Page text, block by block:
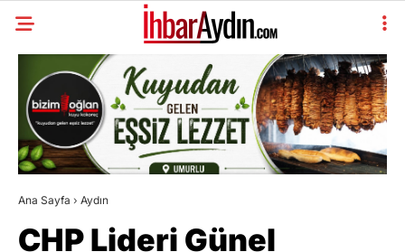
Ana Sayfa › Aydın
CHP Lideri Günel